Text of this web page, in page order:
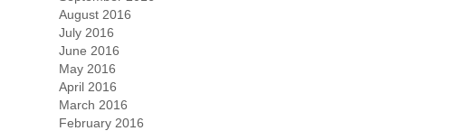
August 2016
July 2016
June 2016
May 2016
April 2016
March 2016
February 2016